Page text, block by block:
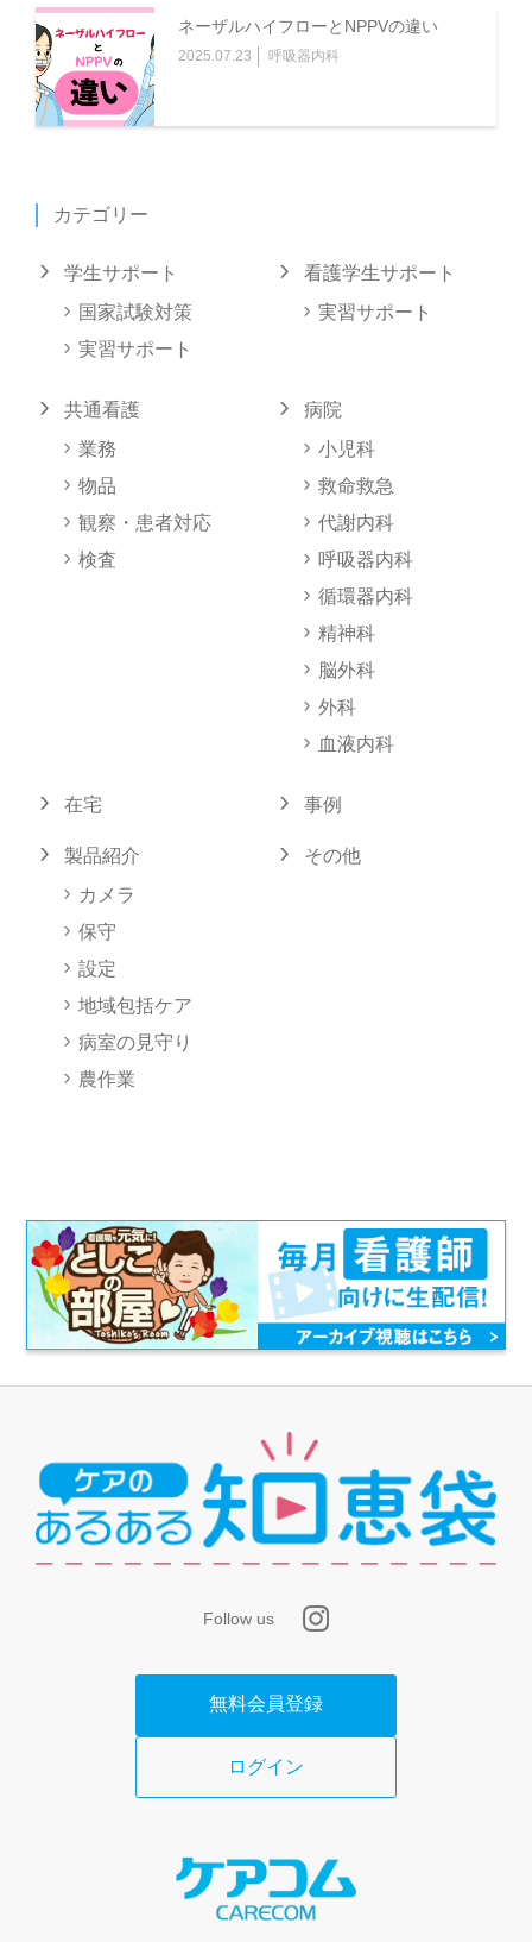
のとします。
第5条（パスワード及びユーザーIDの管理）
1.登録ユーザーは、自己の責任において、本サービスに関
名義変更、売買等をしてはならないものとします。
誤、第三者の使用等によって生じた損害に関する責任は登
録ユーザーが負うものとします。
登録ユーザーは、本サービスの利用にあたり、以下の各号
のいずれかに該当する行為または該当すると当社が判断す
る行為をしてはなりません。
(1)法令に違反する行為または犯罪行為に関連する行為
(4)当社、本サービスの他の利用者またはその他の第三者
の知的財産権、肖像権、プライバシーの権利、名誉、その
他の権利または利益を侵害する行為
(5)本サービスを通じ、以下に該当し、または該当すると
に送信すること
・過度に暴力的または残虐な表現を含む情報
ー・プログラムを含む情報
・当社、本サービスの他の利用者またはその他の第三者の
名誉または信用を毀損する表現を含む情報
・過度にわいせつな表現を含む情報
・差別を助長する表現を含む情報
・自殺、自傷行為を助長する表現を含む情報
(6)本サービスのネットワークまたはシステム等に過度な
負荷をかける行為
(7)当社が提供するソフトウェアその他のシステムに対す
るリバースエンジニアリングその他の解析行為
(10)第三者に成りすます行為
(11)本サービスの他の利用者のIDまたはパスワードを利用
する行為
告、勧誘、または営業行為
(14)当社、本サービスの他の利用者またはその他の第三者
に不利益、損害、不快感を与える行為
(15)当社ウェブサイト上で掲載する本サービス利用に関す
るルール（https://aruaru.online/rule/）に抵触する行為
(18)前各号の行為を直接または間接に惹起し、または容易
ネーザルハイフローとNPPVの違い
2025.07.23 呼吸器内科
カテゴリー
学生サポート
国家試験対策
実習サポート
看護学生サポート
実習サポート
共通看護
業務
物品
観察・患者対応
検査
病院
小児科
救命救急
代謝内科
呼吸器内科
循環器内科
精神科
脳外科
外科
血液内科
在宅 事例
製品紹介
カメラ
保守
設定
地域包括ケア
病室の見守り
農作業
その他
Follow us
無料会員登録
ログイン